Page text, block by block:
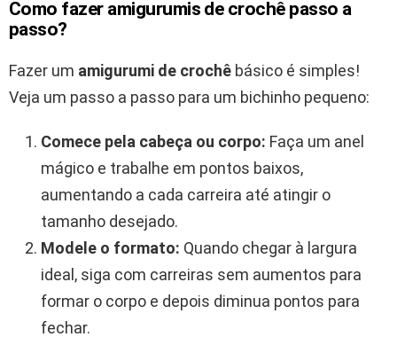
Como fazer amigurumis de crochê passo a
passo?
Fazer um amigurumi de crochê básico é simples!
Veja um passo a passo para um bichinho pequeno:
Comece pela cabeça ou corpo: Faça um anel
mágico e trabalhe em pontos baixos,
aumentando a cada carreira até atingir o
tamanho desejado.
Modele o formato: Quando chegar à largura
ideal, siga com carreiras sem aumentos para
formar o corpo e depois diminua pontos para
fechar.